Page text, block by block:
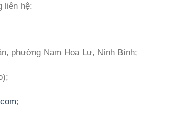
liên hệ:
phường Nam Hoa Lư, Ninh Bình;
;